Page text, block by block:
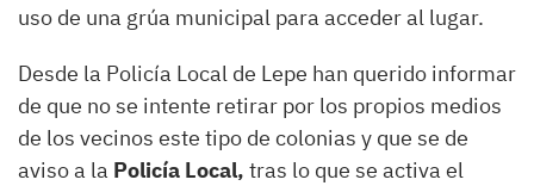
uso de una grúa municipal para acceder al lugar.
Desde la Policía Local de Lepe han querido informar
de que no se intente retirar por los propios medios
de los vecinos este tipo de colonias y que se de
aviso a la Policía Local, tras lo que se activa el